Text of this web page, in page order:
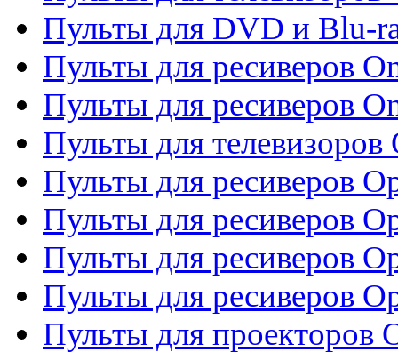
Пульты для DVD и Blu-
Пульты для ресиверов
Пульты для ресиверов
Пульты для телевизоров
Пульты для ресиверов
Пульты для ресиверов
Пульты для ресиверов
Пульты для ресиверов
Пульты для проекторов